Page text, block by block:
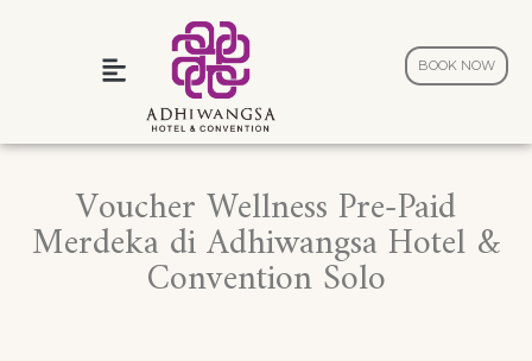
BOOK NOW
Voucher Wellness Pre-Paid
Merdeka di Adhiwangsa Hotel &
Convention Solo